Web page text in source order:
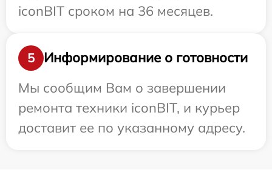
iconBIT сроком на 36 месяцев.
5
Информирование о готовности
Мы сообщим Вам о завершении
ремонта техники iconBIT, и курьер
доставит ее по указанному адресу.